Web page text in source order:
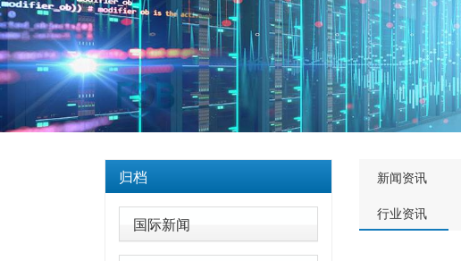
归档
国际新闻
新闻资讯
行业资讯